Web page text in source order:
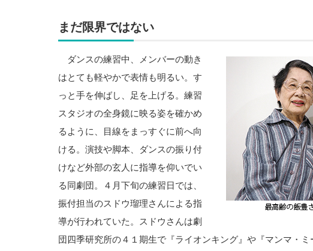
まだ限界ではない
ダンスの練習中、メンバーの動き
はとても軽やかで表情も明るい。す
っと手を伸ばし、足を上げる。練習
スタジオの全身鏡に映る姿を確かめ
るように、目線をまっすぐに前へ向
ける。演技や脚本、ダンスの振り付
けなど外部の玄人に指導を仰いでい
る同劇団。４月下旬の練習日では、
振付担当のスドウ瑠理さんによる指
導が行われていた。スドウさんは劇
団四季研究所の４１期生で『ライオンキング』や『マンマ・